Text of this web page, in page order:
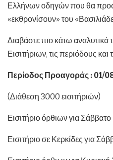
Ελλήνων οδηγών που θα
«εκθρονίσουν» του
Διαβάστε πιο κάτω αναλυτικά
Εισιτήριων, τις περιόδους
Περίοδος Προαγοράς : 01/
(Διάθεση 3000 εισιτήριών)
Εισιτήριο όρθιων για
Εισιτήριο σε Κερκίδες για